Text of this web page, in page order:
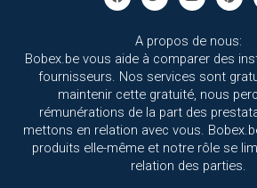
A propos de nous:
Bobex.be vous aide à comparer des
fournisseurs. Nos services sont
maintenir cette gratuité, nous
rémunérations de la part des
mettons en relation avec vous.
produits elle-même et notre rôle se
relation des parties.